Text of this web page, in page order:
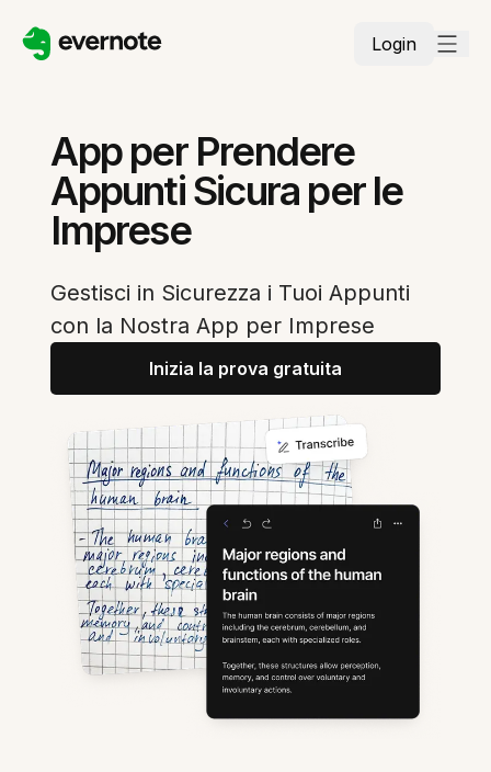
Login
App per Prendere
Appunti Sicura per le
Imprese
Gestisci in Sicurezza i Tuoi Appunti
con la Nostra App per Imprese
Inizia la prova gratuita